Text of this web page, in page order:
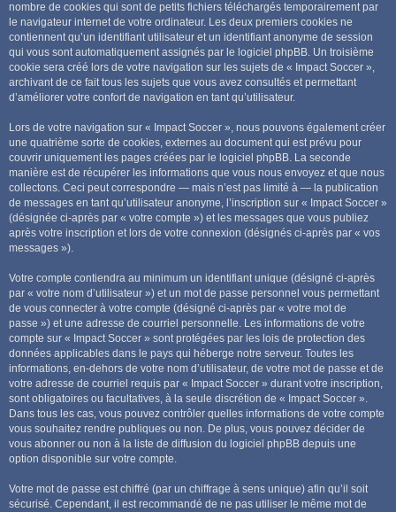
nombre de cookies qui sont de petits fichiers téléchargés temporairement par
le navigateur internet de votre ordinateur. Les deux premiers cookies ne
contiennent qu’un identifiant utilisateur et un identifiant anonyme de session
qui vous sont automatiquement assignés par le logiciel phpBB. Un troisième
cookie sera créé lors de votre navigation sur les sujets de « Impact Soccer »,
archivant de ce fait tous les sujets que vous avez consultés et permettant
d’améliorer votre confort de navigation en tant qu’utilisateur.
Lors de votre navigation sur « Impact Soccer », nous pouvons également créer
une quatrième sorte de cookies, externes au document qui est prévu pour
couvrir uniquement les pages créées par le logiciel phpBB. La seconde
manière est de récupérer les informations que vous nous envoyez et que nous
collectons. Ceci peut correspondre — mais n’est pas limité à — la publication
de messages en tant qu’utilisateur anonyme, l’inscription sur « Impact Soccer »
(désignée ci-après par « votre compte ») et les messages que vous publiez
après votre inscription et lors de votre connexion (désignés ci-après par « vos
messages »).
Votre compte contiendra au minimum un identifiant unique (désigné ci-après
par « votre nom d’utilisateur ») et un mot de passe personnel vous permettant
de vous connecter à votre compte (désigné ci-après par « votre mot de
passe ») et une adresse de courriel personnelle. Les informations de votre
compte sur « Impact Soccer » sont protégées par les lois de protection des
données applicables dans le pays qui héberge notre serveur. Toutes les
informations, en-dehors de votre nom d’utilisateur, de votre mot de passe et de
votre adresse de courriel requis par « Impact Soccer » durant votre inscription,
sont obligatoires ou facultatives, à la seule discrétion de « Impact Soccer ».
Dans tous les cas, vous pouvez contrôler quelles informations de votre compte
vous souhaitez rendre publiques ou non. De plus, vous pouvez décider de
vous abonner ou non à la liste de diffusion du logiciel phpBB depuis une
option disponible sur votre compte.
Votre mot de passe est chiffré (par un chiffrage à sens unique) afin qu’il soit
sécurisé. Cependant, il est recommandé de ne pas utiliser le même mot de